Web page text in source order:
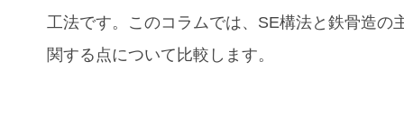
工法です。このコラムでは、 SE構法と鉄骨造の
関する点について比較します。